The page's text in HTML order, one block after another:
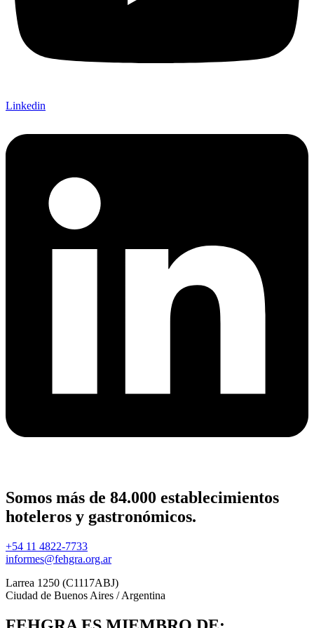
Linkedin
Somos más de 84.000 establecimientos
hoteleros y gastronómicos.
+54 11 4822-7733
informes@fehgra.org.ar
Larrea 1250 (C1117ABJ)
Ciudad de Buenos Aires / Argentina